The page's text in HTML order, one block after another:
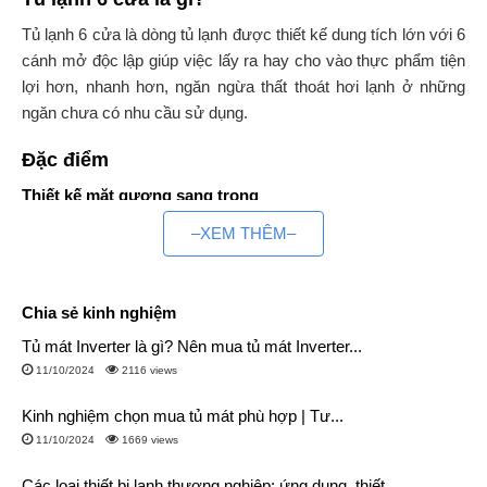
Tủ lạnh 6 cửa là dòng tủ lạnh được thiết kế dung tích lớn với 6
cánh mở độc lập giúp việc lấy ra hay cho vào thực phẩm tiện
lợi hơn, nhanh hơn, ngăn ngừa thất thoát hơi lạnh ở những
ngăn chưa có nhu cầu sử dụng.
Đặc điểm
Thiết kế mặt gương sang trọng
Hầu hết các dòng tủ lạnh 6 cánh đều được thiết kế mặt gương
sang trọng hiện đại, làm nổi bật lên vẻ đẹp của không gian lắp
sinh.
Đa dạng dung tích
600 lít, giúp người dùng có đa dạng lựa chọn mà không lo tủ
quá lớn hay quá nhỏ. Bên cạnh đó, dung tích lớn giúp bạn lưu
–XEM THÊM–
Chia sẻ kinh nghiệm
Tủ mát Inverter là gì? Nên mua tủ mát Inverter...
11/10/2024 2116 views
Kinh nghiệm chọn mua tủ mát phù hợp | Tư...
11/10/2024 1669 views